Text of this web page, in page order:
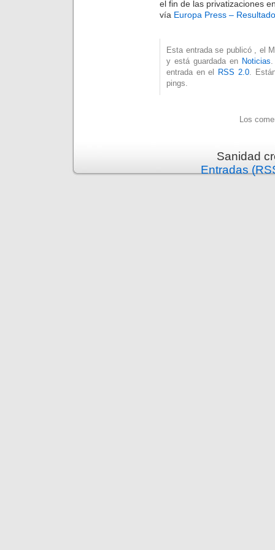
el fin de las privatizaciones
vía Europa Press –
Esta entrada se publicó , el
y está guardada en Noticias
entrada en el RSS 2.0.
pings.
Los
Sanidad
Entradas